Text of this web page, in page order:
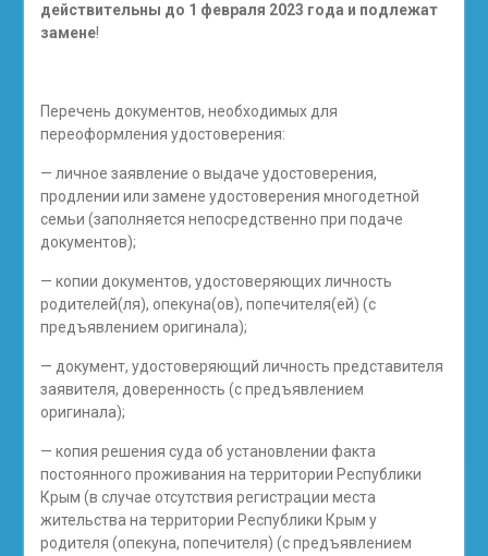
действительны до 1 февраля 2023 года и подлежат
замене!
Перечень документов, необходимых для
переоформления удостоверения:
— личное заявление о выдаче удостоверения,
продлении или замене удостоверения многодетной
семьи (заполняется непосредственно при подаче
документов);
— копии документов, удостоверяющих личность
родителей(ля), опекуна(ов), попечителя(ей) (с
предъявлением оригинала);
— документ, удостоверяющий личность представителя
заявителя, доверенность (с предъявлением
оригинала);
— копия решения суда об установлении факта
постоянного проживания на территории Республики
Крым (в случае отсутствия регистрации места
жительства на территории Республики Крым у
родителя (опекуна, попечителя) (с предъявлением